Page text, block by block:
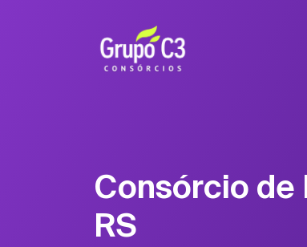
Consórcio de
RS